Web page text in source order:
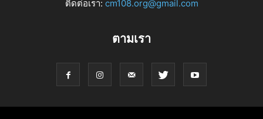
ติดต่อเรา: cm108.org@gmail.com
ตามเรา